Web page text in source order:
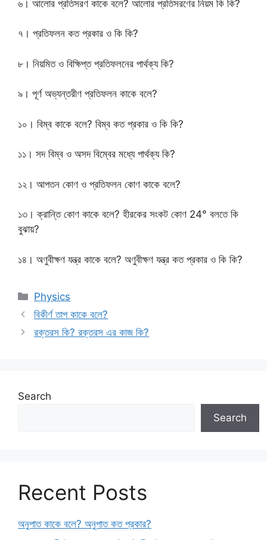
৬। আলোর প্রতিসরণ কাকে বলে? আলোর প্রতিসরণের নিয়ম কি কি?
৭। প্রতিফলন কত প্রকার ও কি কি?
৮। নিয়মিত ও বিক্ষিপ্ত প্রতিফলনের পার্থক্য কি?
৯। পূর্ণ অভ্যন্তরীণ প্রতিফলন কাকে বলে?
১০। বিম্ব কাকে বলে? বিম্ব কত প্রকার ও কি কি?
১১। সদ বিম্ব ও অসদ বিম্বের মধ্যে পার্থক্য কি?
১২। আপতন কোণ ও প্রতিফলন কোণ কাকে বলে?
১৩। ক্রান্তি কোণ কাকে বলে? হীরকের সংকট কোণ 24° বলতে কি
বুঝায়?
১৪। অণুবীক্ষণ যন্ত্র কাকে বলে? অণুবীক্ষণ যন্ত্র কত প্রকার ও কি কি?
Categories
Physics
বিকীর্ণ তাপ কাকে বলে?
রক্তরস কি? রক্তরস এর কাজ কি?
Search
Search
Recent Posts
অনুপাত কাকে বলে? অনুপাত কত প্রকার?